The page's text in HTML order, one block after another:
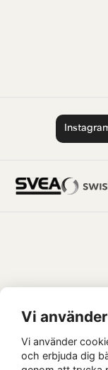
AV
Vi
Vi använder
och erbjuda dig